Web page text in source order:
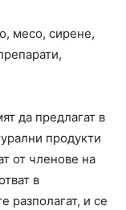
месо, сирене,
да предлагат в
продукти
от членове на
в
разполагат, и се